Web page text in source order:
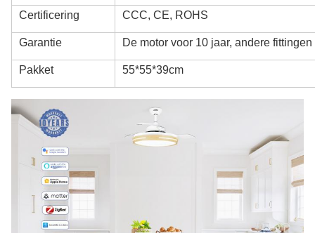
Certificering CCC, CE, ROHS
Garantie De motor voor 10 jaar, andere
Pakket 55*55*39cm